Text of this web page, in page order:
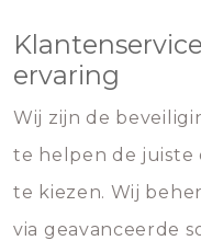
ervaring
Wij zijn de
te helpen de juiste
te kiezen. Wij
via geavanceerde